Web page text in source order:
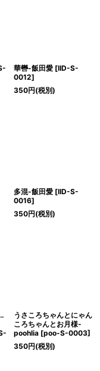
華轡-飯田愛 [IID-S-
0012]
350円(税別)
多混-飯田愛 [IID-S-
0016]
350円(税別)
うさころちゃんとにゃん
ころちゃんとお月様-
poohlia [poo-S-0003]
350円(税別)